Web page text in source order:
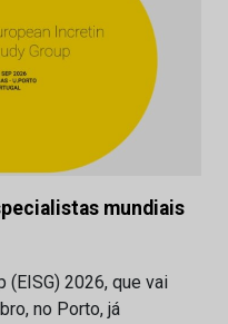
mundiais
(EISG) 2026, que vai
no Porto, já